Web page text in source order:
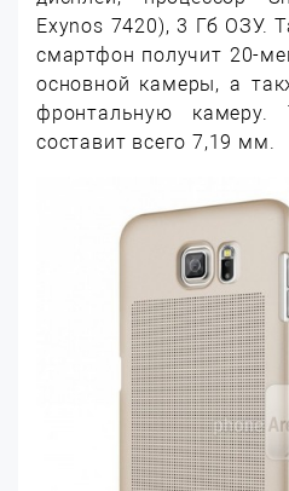
Exynos 7420), 3 Гб ОЗУ.
смартфон получит 20-
основной камеры, а
фронтальную камеру.
составит всего 7,19 мм.